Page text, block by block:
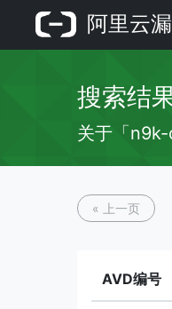
阿里云
搜索结
关于「
« 上一页
AVD编号